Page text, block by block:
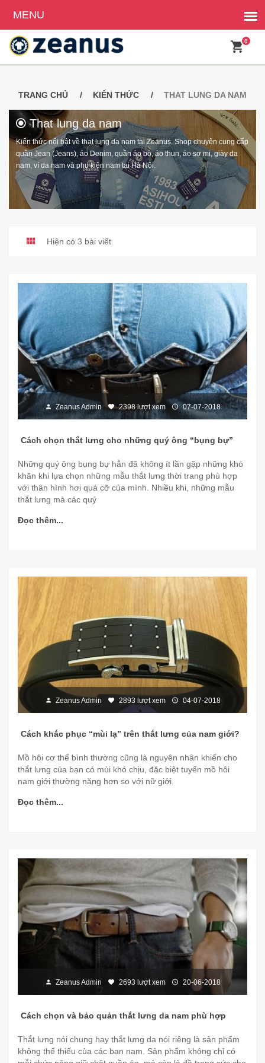
0
TRANG CHỦ KIẾN THỨC THAT LUNG DA NAM
That lung da nam
Kiến thức nổi bật về that lung da nam tại Zeanus. Shop chuyên cung cấp
quần Jean (Jeans), áo Denim, quần áo bò, áo thun, áo sơ mi, giày da
nam, ví da nam và phụ kiện nam tại Hà Nội.
Hiện có 3 bài viết
Zeanus Admin 2398 lượt xem 07-07-2018
Cách chọn thắt lưng cho những quý ông “bụng bự”
Những quý ông bụng bự hẳn đã không ít lần gặp những khó
khăn khi lựa chọn những mẫu thắt lưng thời trang phù hợp
với thân hình hơi quá cỡ của mình. Nhiều khi, những mẫu
thắt lưng mà các quý
Đọc thêm...
Zeanus Admin 2893 lượt xem 04-07-2018
Cách khắc phục “mùi lạ” trên thắt lưng của nam giới?
Mồ hôi cơ thể bình thường cũng là nguyên nhân khiến cho
thắt lưng của bạn có mùi khó chịu, đặc biệt tuyến mồ hôi
nam giới thường nặng hơn so với nữ giới.
Đọc thêm...
Zeanus Admin 2693 lượt xem 20-06-2018
Cách chọn và bảo quản thắt lưng da nam phù hợp
Thắt lưng nói chung hay thắt lưng da nói riêng là sản phẩm
không thể thiếu của các bạn nam. Sản phẩm không chỉ có